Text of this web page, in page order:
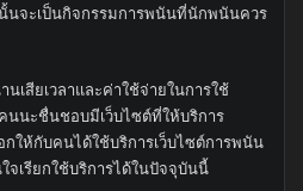
นจะเป็นกิจกรรมการพนันที่นักพนันควร
เสียเวลาและค่าใช้จ่ายในการใช้
นนะชื่นชอบมีเว็บไซต์ที่ให้บริการ
กให้กับคนได้ใช้บริการเว็บไซต์การพนัน
เรียกใช้บริการได้ในปัจจุบันนี้